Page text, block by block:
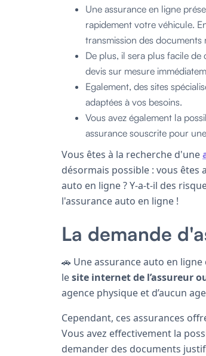
Une assurance en ligne
rapidement votre véhicule.
transmission des documents
De plus, il sera plus facile
devis sur mesure
Egalement, des sites
adaptées à vos besoins.
Vous avez également la
assurance souscrite pour
Vous êtes à la recherche d'une
désormais possible : vous
auto en ligne ? Y-a-t-il des
l'assurance auto en ligne !
La demande
🚗 Une assurance auto en
lesite internet de l’assureur
agence physique et d’aucun
Cependant, ces assurances
Vous avez effectivement la
demander des documents